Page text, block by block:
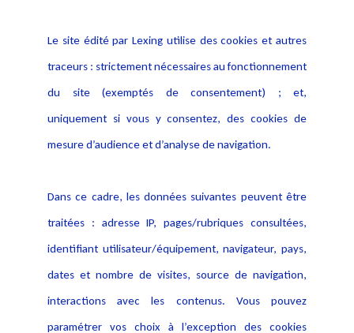
Alerte professionnelle
Déclaration d'accessibilité
Notice Légale
Politique de protection des
données
Publications
Le site édité par Lexing utilise des cookies et autres
traceurs : strictement nécessaires au fonctionnement
du site (exemptés de consentement) ; et,
uniquement si vous y consentez, des cookies de
mesure d’audience et d’analyse de navigation.
Dans ce cadre, les données suivantes peuvent être
traitées : adresse IP, pages/rubriques consultées,
identifiant utilisateur/équipement, navigateur, pays,
dates et nombre de visites, source de navigation,
interactions avec les contenus. Vous pouvez
paramétrer vos choix à l’exception des cookies